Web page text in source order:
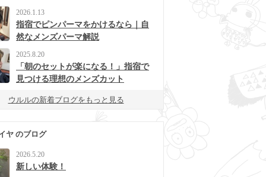
2026.1.13
指宿でピンパーマをかけるなら｜自
然なメンズパーマ解説
2025.8.20
「朝のセットが楽になる！」指宿で
見つける理想のメンズカット
ウルルの新着ブログをもっと見る
ヤ のブログ
2026.5.20
新しい体験！